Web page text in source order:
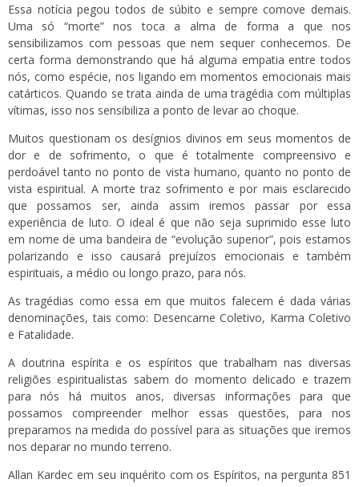
Essa notícia pegou todos de súbito e sempre comove demais.
Uma só “morte” nos toca a alma de forma a que nos
sensibilizamos com pessoas que nem sequer conhecemos. De
certa forma demonstrando que há alguma empatia entre todos
nós, como espécie, nos ligando em momentos emocionais mais
catárticos. Quando se trata ainda de uma tragédia com múltiplas
vítimas, isso nos sensibiliza a ponto de levar ao choque.
Muitos questionam os desígnios divinos em seus momentos de
dor e de sofrimento, o que é totalmente compreensivo e
perdoável tanto no ponto de vista humano, quanto no ponto de
vista espiritual. A morte traz sofrimento e por mais esclarecido
que possamos ser, ainda assim iremos passar por essa
experiência de luto. O ideal é que não seja suprimido esse luto
em nome de uma bandeira de “evolução superior”, pois estamos
polarizando e isso causará prejuízos emocionais e também
espirituais, a médio ou longo prazo, para nós.
As tragédias como essa em que muitos falecem é dada várias
denominações, tais como: Desencarne Coletivo, Karma Coletivo
e Fatalidade.
A doutrina espírita e os espíritos que trabalham nas diversas
religiões espiritualistas sabem do momento delicado e trazem
para nós há muitos anos, diversas informações para que
possamos compreender melhor essas questões, para nos
preparamos na medida do possível para as situações que iremos
nos deparar no mundo terreno.
Allan Kardec em seu inquérito com os Espíritos, na pergunta 851